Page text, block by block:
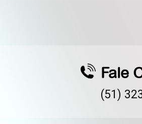
Fale
(51)